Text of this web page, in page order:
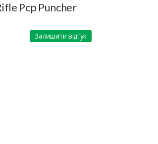
Pcp Puncher
Залишити відгук